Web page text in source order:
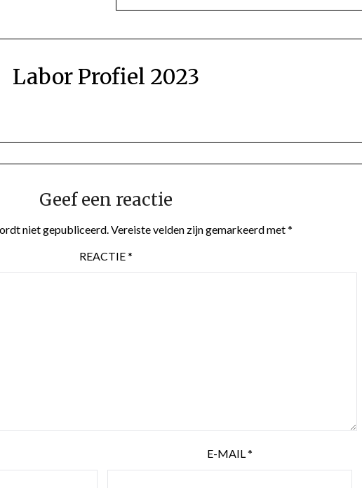
Labor Profiel 2023
Geef een reactie
niet gepubliceerd.Vereiste velden zijn gemarkeerd met*
REACTIE*
E-MAIL*